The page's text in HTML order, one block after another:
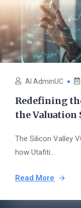
AI AdminUC
Redefining
the Valuation
The Silicon Valley
how Utafiti...
Read More